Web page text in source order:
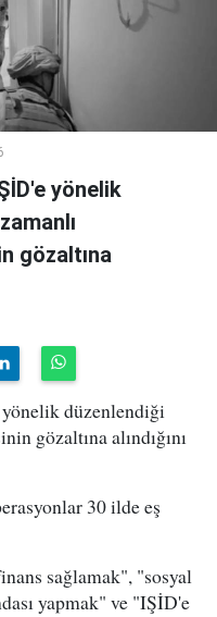
yönelik
gözaltına
düzenlendiği
gözaltına alındığını
30 ilde eş
sağlamak", "sosyal
yapmak" ve "IŞİD'e